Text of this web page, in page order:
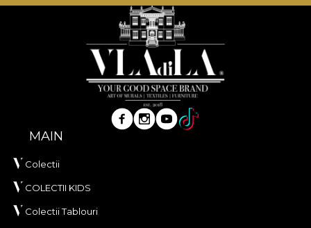
MAIN
Colectii
COLECTII KIDS
Colectii Tablouri